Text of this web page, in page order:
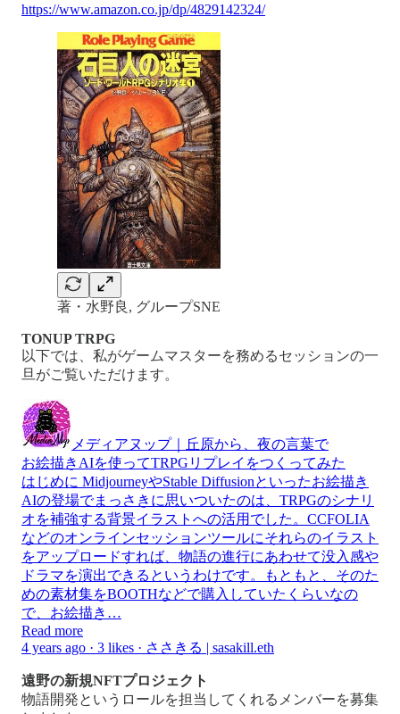
https://www.amazon.co.jp/dp/4829142324/
著・水野良, グループSNE
TONUP TRPG
以下では、私がゲームマスターを務めるセッションの一
旦がご覧いただけます。
メディアヌップ｜丘原から、夜の言葉で
お絵描きAIを使ってTRPGリプレイをつくってみた
はじめに MidjourneyやStable Diffusionといったお絵描き
AIの登場でまっさきに思いついたのは、TRPGのシナリ
オを補強する背景イラストへの活用でした。CCFOLIA
などのオンラインセッションツールにそれらのイラスト
をアップロードすれば、物語の進行にあわせて没入感や
ドラマを演出できるというわけです。もともと、そのた
めの素材集をBOOTHなどで購入していたくらいなの
で、お絵描き…
Read more
4 years ago · 3 likes · ささきる | sasakill.eth
遠野の新規NFTプロジェクト
物語開発というロールを担当してくれるメンバーを募集